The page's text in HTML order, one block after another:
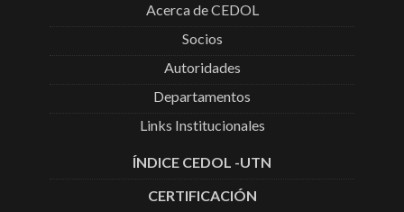
Acerca de CEDOL
Socios
Autoridades
Departamentos
Links Institucionales
ÍNDICE CEDOL -UTN
CERTIFICACIÓN